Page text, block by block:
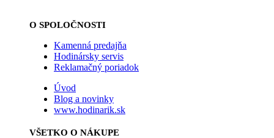
O SPOLOČNOSTI
Kamenná predajňa
Hodinársky servis
Reklamačný poriadok
Úvod
Blog a novinky
www.hodinarik.sk
VŠETKO O NÁKUPE